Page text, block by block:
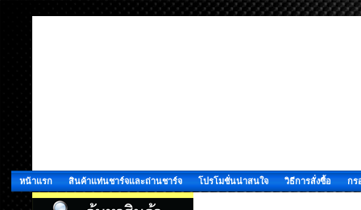
หน้าแรก สินค้าแท่นชาร์จและถ่านชาร์จ โปรโมชั่นน่าสนใจ วิธีการสั่งซื้อ กร